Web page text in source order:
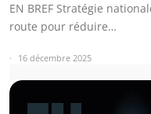
EN BREF Stratégie
route pour réduire…
16 décembre 2025